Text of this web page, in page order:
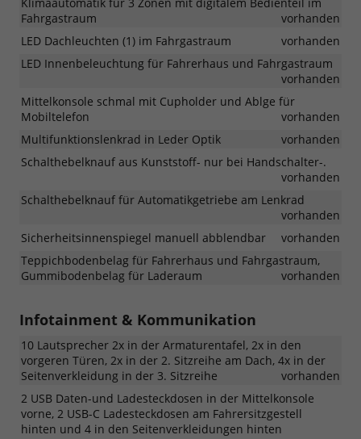
Fahrgastraum
vorhanden
LED Dachleuchten (1) im Fahrgastraum
vorhanden
LED Innenbeleuchtung für Fahrerhaus und Fahrgastraum
vorhanden
Mittelkonsole schmal mit Cupholder und Ablge für
Mobiltelefon
vorhanden
Multifunktionslenkrad in Leder Optik
vorhanden
Schalthebelknauf aus Kunststoff- nur bei Handschalter-.
vorhanden
Schalthebelknauf für Automatikgetriebe am Lenkrad
vorhanden
Sicherheitsinnenspiegel manuell abblendbar
vorhanden
Teppichbodenbelag für Fahrerhaus und Fahrgastraum,
Gummibodenbelag für Laderaum
vorhanden
Infotainment & Kommunikation
10 Lautsprecher 2x in der Armaturentafel, 2x in den
vorgeren Türen, 2x in der 2. Sitzreihe am Dach, 4x in der
Seitenverkleidung in der 3. Sitzreihe
vorhanden
2 USB Daten-und Ladesteckdosen in der Mittelkonsole
vorne, 2 USB-C Ladesteckdosen am Fahrersitzgestell
hinten und 4 in den Seitenverkleidungen hinten